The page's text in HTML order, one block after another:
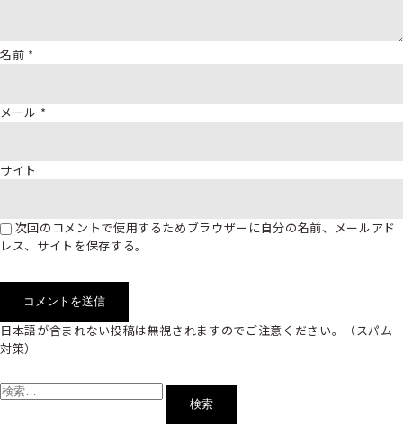
名前 *
メール *
サイト
次回のコメントで使用するためブラウザーに自分の名前、メールアド
レス、サイトを保存する。
日本語が含まれない投稿は無視されますのでご注意ください。（スパム
対策）
索: